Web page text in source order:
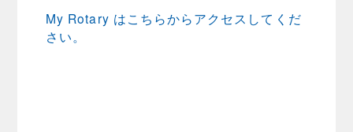
My Rotary はこちらからアクセスしてくだ
さい。